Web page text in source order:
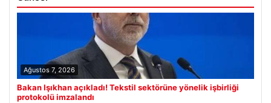
Ağustos 7, 2026
Bakan Işıkhan açıkladı! Tekstil sektörüne yönelik işbirliği
protokolü imzalandı